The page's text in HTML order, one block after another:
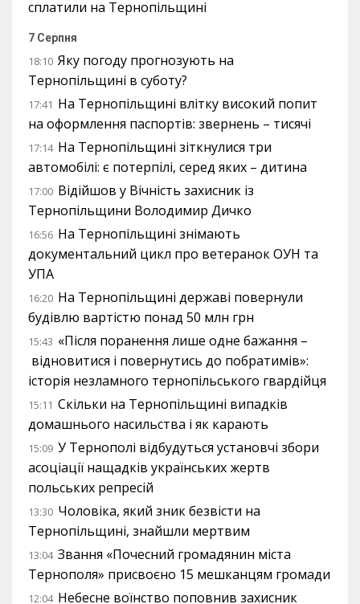
сплатили на Тернопільщині
7 Серпня
18:10 Яку погоду прогнозують на
Тернопільщині в суботу?
17:41 На Тернопільщині влітку високий попит
на оформлення паспортів: звернень – тисячі
17:14 На Тернопільщині зіткнулися три
автомобілі: є потерпілі, серед яких – дитина
17:00 Відійшов у Вічність захисник із
Тернопільщини Володимир Дичко
16:56 На Тернопільщині знімають
документальний цикл про ветеранок ОУН та
УПА
16:20 На Тернопільщині державі повернули
будівлю вартістю понад 50 млн грн
15:43 «Після поранення лише одне бажання –
відновитися і повернутись до побратимів»:
історія незламного тернопільського гвардійця
15:11 Скільки на Тернопільщині випадків
домашнього насильства і як карають
15:09 У Тернополі відбудуться установчі збори
асоціації нащадків українських жертв
польських репресій
13:30 Чоловіка, який зник безвісти на
Тернопільщині, знайшли мертвим
13:04 Звання «Почесний громадянин міста
Тернополя» присвоєно 15 мешканцям громади
12:04 Небесне воїнство поповнив захисник